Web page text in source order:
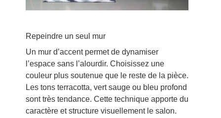
Repeindre un seul mur
Un mur d’accent permet de dynamiser
l’espace sans l’alourdir. Choisissez une
couleur plus soutenue que le reste de la pièce.
Les tons terracotta, vert sauge ou bleu profond
sont très tendance. Cette technique apporte du
caractère et structure visuellement le salon.